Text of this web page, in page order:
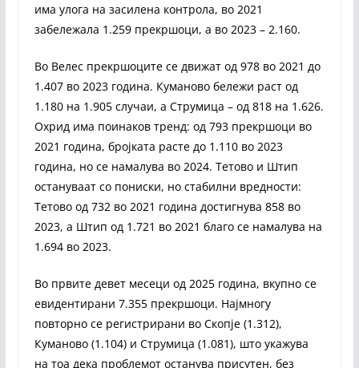
има улога на засилена контрола, во 2021
забележала 1.259 прекршоци, а во 2023 – 2.160.
Во Велес прекршоците се движат од 978 во 2021 до
1.407 во 2023 година. Куманово бележи раст од
1.180 на 1.905 случаи, а Струмица – од 818 на 1.626.
Охрид има поинаков тренд: од 793 прекршоци во
2021 година, бројката расте до 1.110 во 2023
година, но се намалува во 2024. Тетово и Штип
остануваат со пониски, но стабилни вредности:
Тетово од 732 во 2021 година достигнува 858 во
2023, а Штип од 1.721 во 2021 благо се намалува на
1.694 во 2023.
Во првите девет месеци од 2025 година, вкупно се
евидентирани 7.355 прекршоци. Најмногу
повторно се регистрирани во Скопје (1.312),
Куманово (1.104) и Струмица (1.081), што укажува
на тоа дека проблемот останува присутен, без